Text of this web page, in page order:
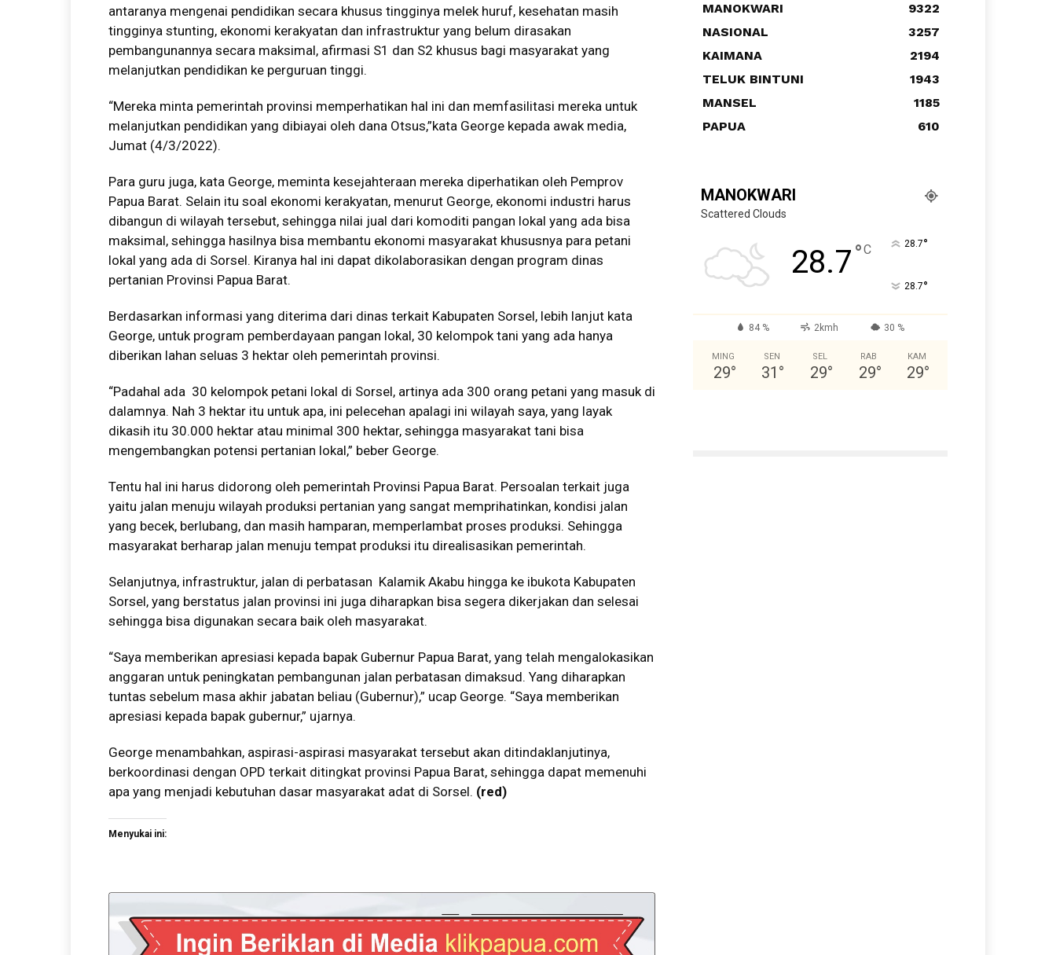
antaranya mengenai pendidikan secara khusus tingginya melek huruf, kesehatan masih
tingginya stunting, ekonomi kerakyatan dan infrastruktur yang belum dirasakan
pembangunannya secara maksimal, afirmasi S1 dan S2 khusus bagi masyarakat yang
melanjutkan pendidikan ke perguruan tinggi.
“Mereka minta pemerintah provinsi memperhatikan hal ini dan memfasilitasi mereka untuk
melanjutkan pendidikan yang dibiayai oleh dana Otsus,”kata George kepada awak media,
Jumat (4/3/2022).
Para guru juga, kata George, meminta kesejahteraan mereka diperhatikan oleh Pemprov
Papua Barat. Selain itu soal ekonomi kerakyatan, menurut George, ekonomi industri harus
dibangun di wilayah tersebut, sehingga nilai jual dari komoditi pangan lokal yang ada bisa
maksimal, sehingga hasilnya bisa membantu ekonomi masyarakat khususnya para petani
lokal yang ada di Sorsel. Kiranya hal ini dapat dikolaborasikan dengan program dinas
pertanian Provinsi Papua Barat.
Berdasarkan informasi yang diterima dari dinas terkait Kabupaten Sorsel, lebih lanjut kata
George, untuk program pemberdayaan pangan lokal, 30 kelompok tani yang ada hanya
diberikan lahan seluas 3 hektar oleh pemerintah provinsi.
“Padahal ada 30 kelompok petani lokal di Sorsel, artinya ada 300 orang petani yang masuk di
dalamnya. Nah 3 hektar itu untuk apa, ini pelecehan apalagi ini wilayah saya, yang layak
dikasih itu 30.000 hektar atau minimal 300 hektar, sehingga masyarakat tani bisa
mengembangkan potensi pertanian lokal,” beber George.
Tentu hal ini harus didorong oleh pemerintah Provinsi Papua Barat. Persoalan terkait juga
yaitu jalan menuju wilayah produksi pertanian yang sangat memprihatinkan, kondisi jalan
yang becek, berlubang, dan masih hamparan, memperlambat proses produksi. Sehingga
masyarakat berharap jalan menuju tempat produksi itu direalisasikan pemerintah.
Selanjutnya, infrastruktur, jalan di perbatasan Kalamik Akabu hingga ke ibukota Kabupaten
Sorsel, yang berstatus jalan provinsi ini juga diharapkan bisa segera dikerjakan dan selesai
sehingga bisa digunakan secara baik oleh masyarakat.
“Saya memberikan apresiasi kepada bapak Gubernur Papua Barat, yang telah mengalokasikan
anggaran untuk peningkatan pembangunan jalan perbatasan dimaksud. Yang diharapkan
tuntas sebelum masa akhir jabatan beliau (Gubernur),” ucap George. “Saya memberikan
apresiasi kepada bapak gubernur,” ujarnya.
George menambahkan, aspirasi-aspirasi masyarakat tersebut akan ditindaklanjutinya,
berkoordinasi dengan OPD terkait ditingkat provinsi Papua Barat, sehingga dapat memenuhi
apa yang menjadi kebutuhan dasar masyarakat adat di Sorsel. (red)
Menyukai ini:
MANOKWARI
9322
NASIONAL
3257
KAIMANA
2194
TELUK BINTUNI
1943
MANSEL
1185
PAPUA
610
MANOKWARI
Scattered Clouds
28.7°C 28.7°
28.7°
84 % 2kmh 30 %
MING
29°
SEN
31 °
SEL
29°
RAB
29°
KAM
29°